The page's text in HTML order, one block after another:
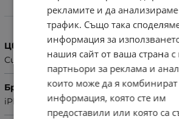
Цвят
Син
Бранд
iPhone
рекламите и да
трафик. Също така
информация за
нашия сайт от ваша страна
партньори за реклама и
които може да я комбинират
информация, която сте им
предоставили или която са